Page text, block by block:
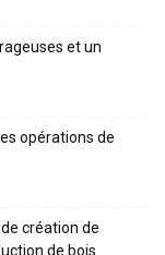
et un
opérations de
création de
de bois